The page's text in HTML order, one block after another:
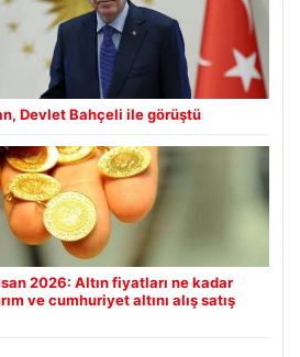
Devlet Bahçeli ile görüştü
2026: Altın fiyatları ne kadar
ve cumhuriyet altını alış satış